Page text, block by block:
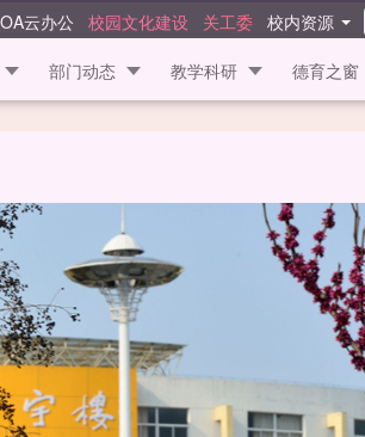
部门动态 教学科研 德育之窗
OA云办公 校园文化建设 关工委 校内资源